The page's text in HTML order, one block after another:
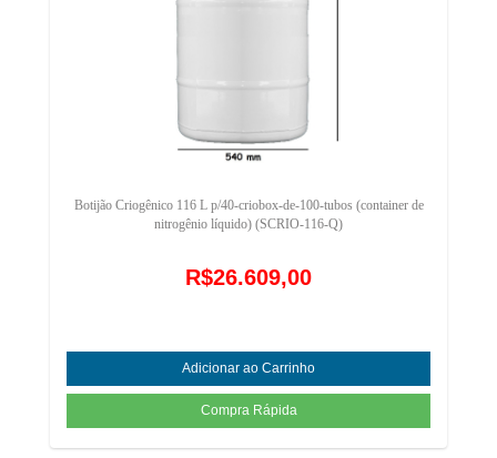
Botijão Criogênico 116 L p/40-criobox-de-100-tubos (container de
nitrogênio líquido) (SCRIO-116-Q)
R$26.609,00